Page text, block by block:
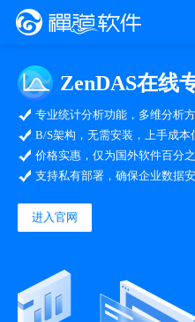
ZenDAS在线
专业统计分析功能，多维分析
B/S架构，无需安装，上手成本
价格实惠，仅为国外软件百分
支持私有部署，确保企业数据
进入官网